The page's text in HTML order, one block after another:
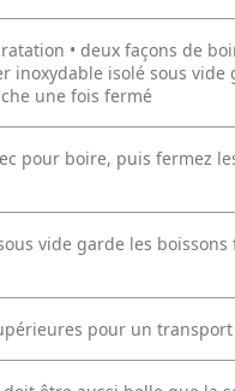
• deux façons de
inoxydable isolé sous vide
une fois fermé
pour boire, puis fermez
vide garde les
pour un